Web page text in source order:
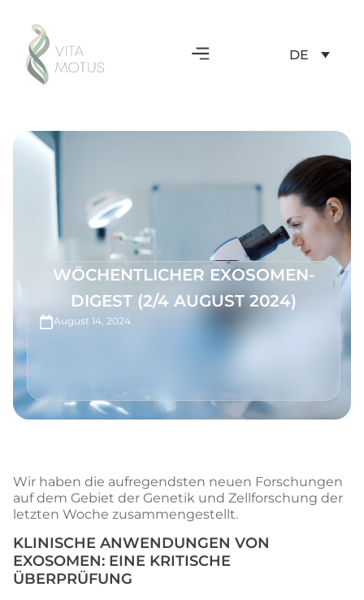
DE
WÖCHENTLICHER EXOSOMEN-
DIGEST (2/4 AUGUST 2024)
August 14, 2024
Wir haben die aufregendsten neuen Forschungen
auf dem Gebiet der Genetik und Zellforschung der
letzten Woche zusammengestellt.
KLINISCHE ANWENDUNGEN VON
EXOSOMEN: EINE KRITISCHE
ÜBERPRÜFUNG